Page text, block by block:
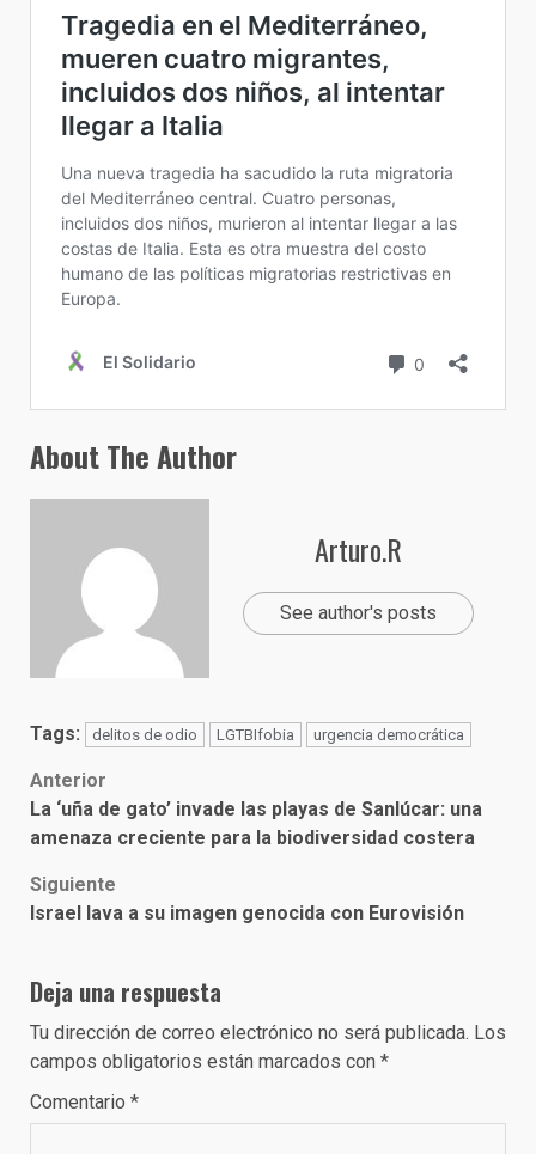
About The Author
Arturo.R
See author's posts
Tags: delitos de odio LGTBIfobia urgencia democrática
Post
navigation
Anterior
La ‘uña de gato’ invade las playas de Sanlúcar: una
amenaza creciente para la biodiversidad costera
Siguiente
Israel lava a su imagen genocida con Eurovisión
Deja una respuesta
Tu dirección de correo electrónico no será publicada. Los
campos obligatorios están marcados con *
Comentario *